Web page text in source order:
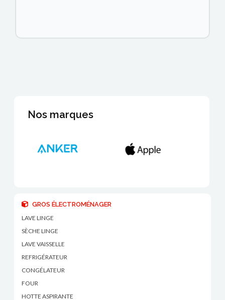
Nos marques
GROS ÉLECTROMÉNAGER
LAVE LINGE
SÈCHE LINGE
LAVE VAISSELLE
REFRIGÉRATEUR
CONGÉLATEUR
FOUR
HOTTE ASPIRANTE